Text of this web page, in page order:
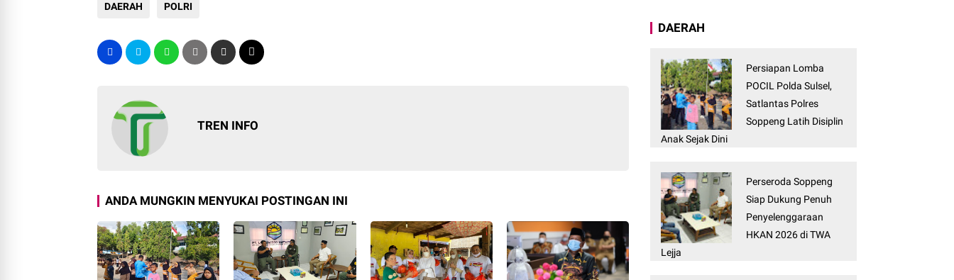
DAERAH POLRI
TREN INFO
ANDA MUNGKIN MENYUKAI POSTINGAN INI
DAERAH
Persiapan Lomba
POCIL Polda Sulsel,
Satlantas Polres
Soppeng Latih Disiplin
Anak Sejak Dini
Perseroda Soppeng
Siap Dukung Penuh
Penyelenggaraan
HKAN 2026 di TWA
Lejja